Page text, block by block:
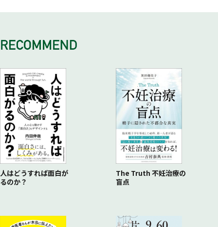
院長の人生を振り返れば医院の理念が浮かび上がる
しがらみを気にしたらマーケティングは失敗する
無駄な出費を抑える医院経営のコツ
特設サイト
人はどうすれば面白が
るのか？
The Truth 不妊治療の
盲点